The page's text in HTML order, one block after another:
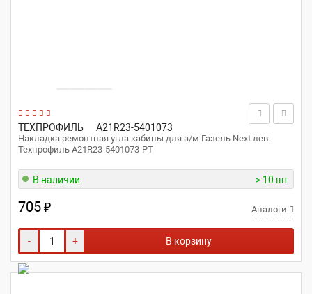
ТЕХПРОФИЛЬ A21R23-5401073
Накладка ремонтная угла кабины для а/м Газель Next лев.
Техпрофиль A21R23-5401073-РТ
В наличии > 10 шт.
705₽ Аналоги
- + В корзину